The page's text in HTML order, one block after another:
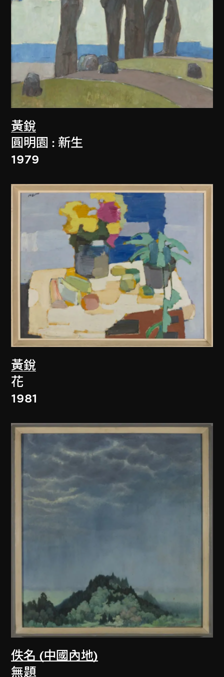
黃銳
圓明園 : 新生
1979
黃銳
花
1981
佚名 (中國內地)
無題